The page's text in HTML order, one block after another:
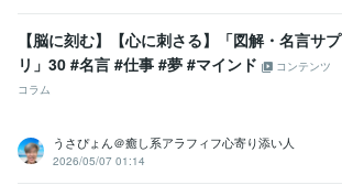
【脳に刻む】【心に刺さる】「図解・名言サプ
リ」30 #名言 #仕事 #夢 #マインド
コンテンツ
コラム
うさぴょん＠癒し系アラフィフ心寄り添い人
2026/05/07 01:14